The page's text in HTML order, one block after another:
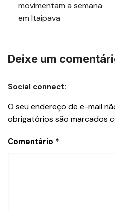
movimentam a semana
em Itaipava
Deixe um
Social connect:
O seu endereço de e-mail
obrigatórios são marcados
Comentário *